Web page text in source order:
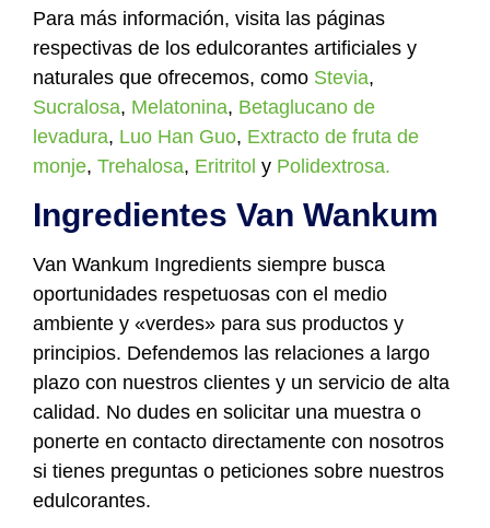
Para más información, visita las páginas
respectivas de los edulcorantes artificiales y
naturales que ofrecemos, como Stevia,
Sucralosa, Melatonina, Betaglucano de
levadura, Luo Han Guo, Extracto de fruta de
monje, Trehalosa, Eritritol y Polidextrosa.
Ingredientes Van Wankum
Van Wankum Ingredients siempre busca
oportunidades respetuosas con el medio
ambiente y «verdes» para sus productos y
principios. Defendemos las relaciones a largo
plazo con nuestros clientes y un servicio de alta
calidad. No dudes en solicitar una muestra o
ponerte en contacto directamente con nosotros
si tienes preguntas o peticiones sobre nuestros
edulcorantes.